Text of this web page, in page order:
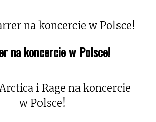
na koncercie w Polsce!